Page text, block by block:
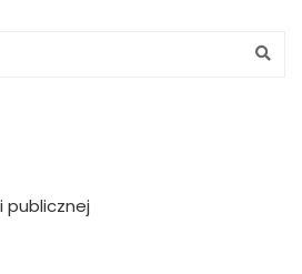
publicznej